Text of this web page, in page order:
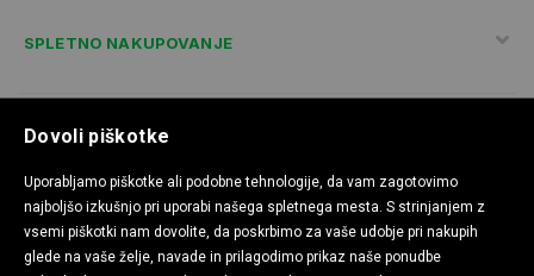
Dovoli piškotke
Uporabljamo piškotke ali podobne tehnologije, da vam zagotovimo
najboljšo izkušnjo pri uporabi našega spletnega mesta. S strinjanjem z
vsemi piškotki nam dovolite, da poskrbimo za vaše udobje pri nakupih
glede na vaše želje, navade in prilagodimo prikaz naše ponudbe
SPLETNO NAKUPOVANJE
POLITIKA ZASEBNOSTI
KONTAKT